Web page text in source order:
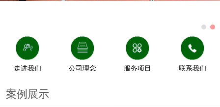
走进我们 公司理念 服务项目 联系我们
案例展示